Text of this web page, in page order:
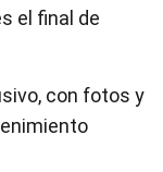
el final de
con fotos y